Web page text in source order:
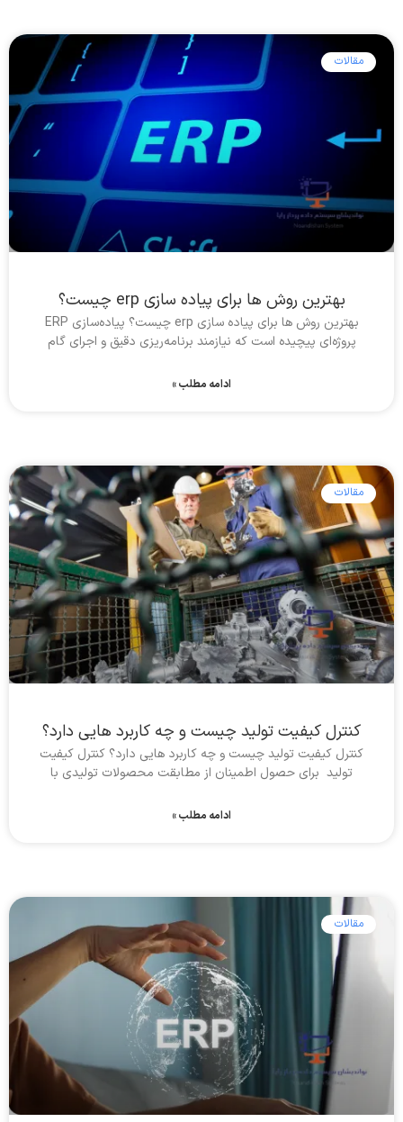
مقالات
بهترین روش ها برای پیاده سازی erp چیست؟
بهترین روش ها برای پیاده سازی erp چیست؟ پیاده‌سازی ERP
پروژه‌ای پیچیده است که نیازمند برنامه‌ریزی دقیق و اجرای گام
ادامه مطلب »
مقالات
کنترل کیفیت تولید چیست و چه کاربرد هایی دارد؟
کنترل کیفیت تولید چیست و چه کاربرد هایی دارد؟ کنترل کیفیت
تولید برای حصول اطمینان از مطابقت محصولات تولیدی با
ادامه مطلب »
مقالات